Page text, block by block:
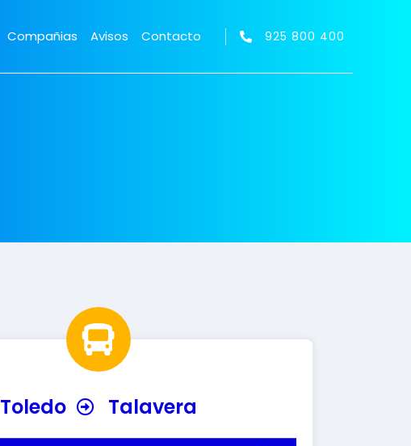
Compañias Avisos Contacto 925 800 400
Toledo Talavera